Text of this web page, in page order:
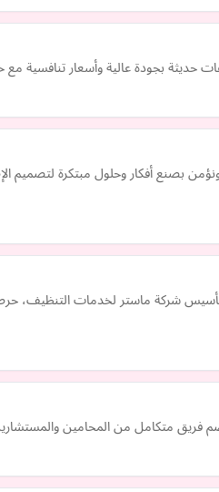
بتصميم تصميمات الإضاءة المعمارية في مصر منذ عام 2011
منذ تأسيس شركة ماستر لخدمات
فريق متكامل من المحامين